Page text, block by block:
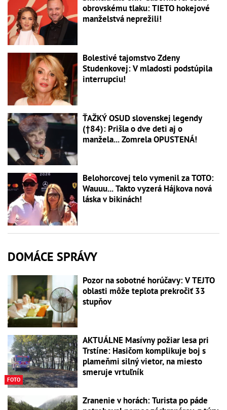
obrovskému tlaku: TIETO hokejové
manželstvá neprežili!
Bolestivé tajomstvo Zdeny
Studenkovej: V mladosti podstúpila
interrupciu!
ŤAŽKÝ OSUD slovenskej legendy
(†84): Prišla o dve deti aj o
manžela... Zomrela OPUSTENÁ!
Belohorcovej telo vymenil za TOTO:
Wauuu... Takto vyzerá Hájkova nová
láska v bikinách!
DOMÁCE SPRÁVY
Pozor na sobotné horúčavy: V TEJTO
oblasti môže teplota prekročiť 33
stupňov
FOTO
AKTUÁLNE Masívny požiar lesa pri
Trstíne: Hasičom komplikuje boj s
plameňmi silný vietor, na miesto
smeruje vrtuľník
Zranenie v horách: Turista po páde